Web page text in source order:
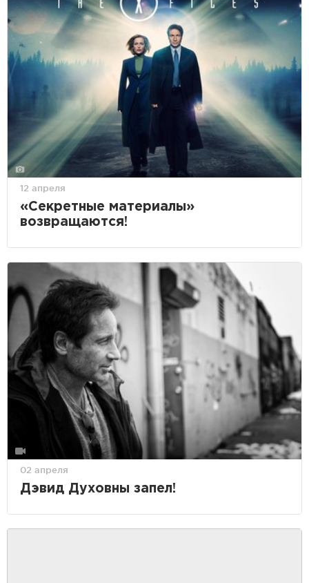
12 апреля
«Секретные материалы»
возвращаются!
02 апреля
Дэвид Духовны запел!